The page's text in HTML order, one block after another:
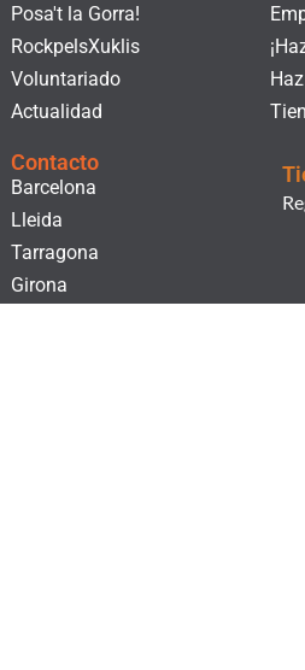
Posa't la Gorra!
RockpelsXuklis
Voluntariado
Actualidad
Contacto
Barcelona
Lleida
Tarragona
Girona